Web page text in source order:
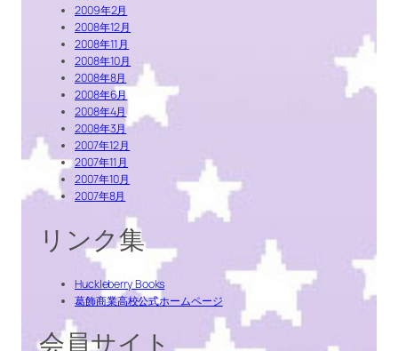
2009年2月
2008年12月
2008年11月
2008年10月
2008年8月
2008年6月
2008年4月
2008年3月
2007年12月
2007年11月
2007年10月
2007年8月
リンク集
Huckleberry Books
葛飾商業高校公式ホームページ
会員サイト